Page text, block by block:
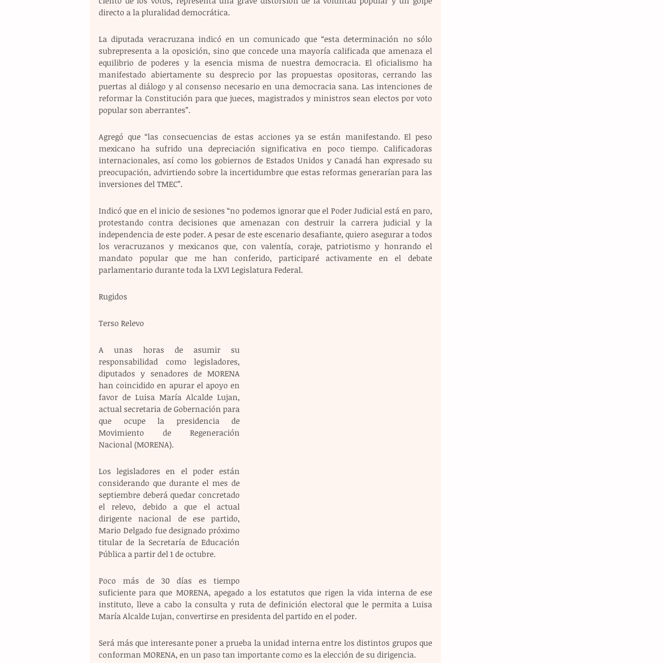
directo a la pluralidad democrática.
La diputada veracruzana indicó en un comunicado que “esta determinación no sólo
subrepresenta a la oposición, sino que concede una mayoría calificada que amenaza el
equilibrio de poderes y la esencia misma de nuestra democracia. El oficialismo ha
manifestado abiertamente su desprecio por las propuestas opositoras, cerrando las
puertas al diálogo y al consenso necesario en una democracia sana. Las intenciones de
reformar la Constitución para que jueces, magistrados y ministros sean electos por voto
popular son aberrantes”.
Agregó que “las consecuencias de estas acciones ya se están manifestando. El peso
mexicano ha sufrido una depreciación significativa en poco tiempo. Calificadoras
internacionales, así como los gobiernos de Estados Unidos y Canadá han expresado su
preocupación, advirtiendo sobre la incertidumbre que estas reformas generarían para las
inversiones del TMEC”.
Indicó que en el inicio de sesiones “no podemos ignorar que el Poder Judicial está en paro,
protestando contra decisiones que amenazan con destruir la carrera judicial y la
independencia de este poder. A pesar de este escenario desafiante, quiero asegurar a todos
los veracruzanos y mexicanos que, con valentía, coraje, patriotismo y honrando el
mandato popular que me han conferido, participaré activamente en el debate
parlamentario durante toda la LXVI Legislatura Federal.
Rugidos
Terso Relevo
A unas horas de asumir su
responsabilidad como legisladores,
diputados y senadores de MORENA
han coincidido en apurar el apoyo en
favor de Luisa María Alcalde Lujan,
actual secretaria de Gobernación para
que ocupe la presidencia de
Movimiento de Regeneración
Nacional (MORENA).
Los legisladores en el poder están
considerando que durante el mes de
septiembre deberá quedar concretado
el relevo, debido a que el actual
dirigente nacional de ese partido,
Mario Delgado fue designado próximo
titular de la Secretaría de Educación
Pública a partir del 1 de octubre.
Poco más de 30 días es tiempo
suficiente para que MORENA, apegado a los estatutos que rigen la vida interna de ese
instituto, lleve a cabo la consulta y ruta de definición electoral que le permita a Luisa
María Alcalde Lujan, convertirse en presidenta del partido en el poder.
Será más que interesante poner a prueba la unidad interna entre los distintos grupos que
conforman MORENA, en un paso tan importante como es la elección de su dirigencia.